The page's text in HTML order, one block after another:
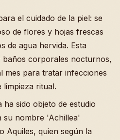
el cuidado de la piel: se
de flores y hojas frescas
de agua hervida. Esta
baños corporales nocturnos,
mes para tratar infecciones
limpieza ritual.
sido objeto de estudio
su nombre 'Achillea'
Aquiles, quien según la